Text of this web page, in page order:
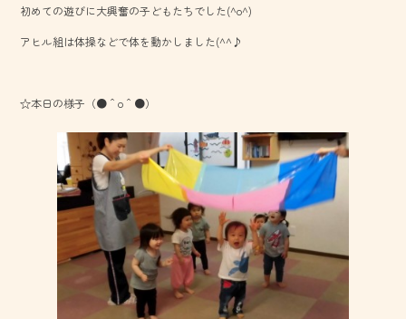
o
ok
初めての遊びに大興奮の子どもたちでした(^o^)
アヒル組は体操などで体を動かしました(^^♪
☆本日の様子（●＾o＾●）